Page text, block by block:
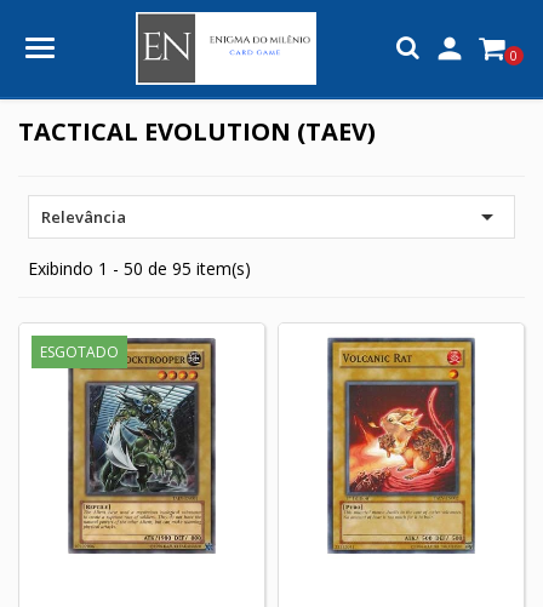
 0
TACTICAL EVOLUTION (TAEV)
Relevância 
Exibindo 1 - 50 de 95 item(s)
ESGOTADO